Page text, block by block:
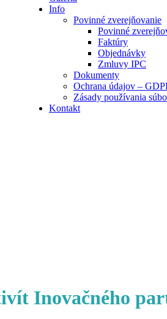
Info
Povinné zverejňovanie
Povinné
Faktúry
Objednávky
Zmluvy IPC
Dokumenty
Ochrana údajov –
Zásady používania
Kontakt
Inovačného